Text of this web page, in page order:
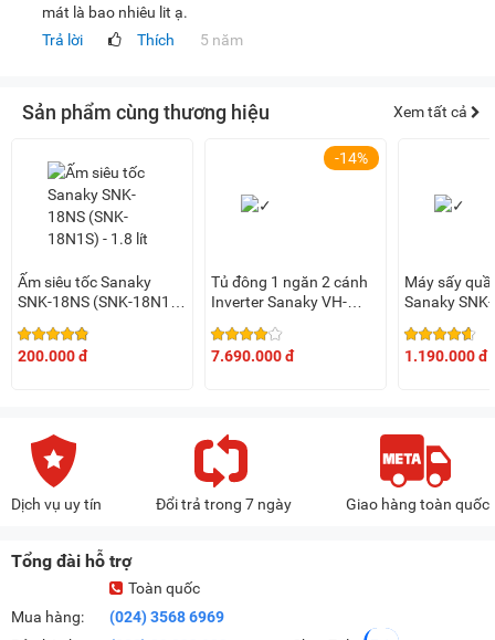
mát là bao nhiêu lit ạ.
Trả lời
Thích 5 năm
Sản phẩm cùng thương hiệu Xem tất cả
Ấm siêu tốc Sanaky
SNK-18NS (SNK-18N1S)
200.000 đ
-14%
Tủ đông 1 ngăn 2 cánh
Inverter Sanaky VH-
7.690.000 đ
Máy sấy
Sanaky
1.190.000 đ
Dịch vụ uy tín Đổi trả trong 7 ngày Giao hàng toàn quốc
Tổng đài hỗ trợ
Mua hàng:
Toàn quốc
(024) 3568 6969